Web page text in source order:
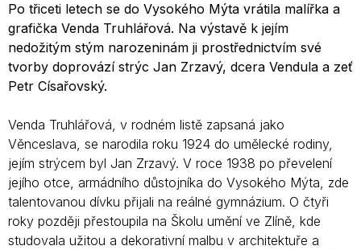
Po třiceti letech se do Vysokého Mýta vrátila malířka a
grafička Venda Truhlářová. Na výstavě k jejím
nedožitým stým narozeninám ji prostřednictvím své
tvorby doprovází strýc Jan Zrzavý, dcera Vendula a zeť
Petr Císařovský.
Venda Truhlářová, v rodném listě zapsaná jako
Věnceslava, se narodila roku 1924 do umělecké rodiny,
jejím strýcem byl Jan Zrzavý. V roce 1938 po převelení
jejího otce, armádního důstojníka do Vysokého Mýta, zde
talentovanou dívku přijali na reálné gymnázium. O čtyři
roky později přestoupila na Školu umění ve Zlíně, kde
studovala užitou a dekorativní malbu v architektuře a